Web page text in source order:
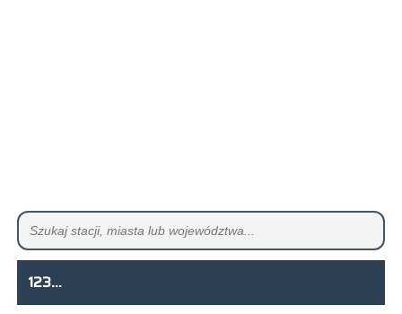
123...